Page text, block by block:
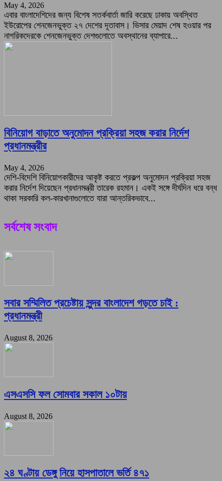
May 4, 2026
এবার বাংলাদেশিদের জন্য বিশেষ সতর্কবার্তা জারি করেছে ঢাকায় অবস্থিত
ইউরোপের শেনজেনভুক্ত ২৭ দেশের দূতাবাস। ভিসার মেয়াদ শেষ হওয়ার পর
নাগরিকদেরকে শেনজেনভুক্ত দেশগুলোতে অবস্থানের ব্যাপারে...
বিনিয়োগ বাড়াতে অনুমোদন প্রক্রিয়া সহজ করার নির্দেশ
প্রধানমন্ত্রীর
May 4, 2026
দেশি-বিদেশি বিনিয়োগকারীদের আকৃষ্ট করতে প্রকল্প অনুমোদন প্রক্রিয়া সহজ
করার নির্দেশ দিয়েছেন প্রধানমন্ত্রী তারেক রহমান। একই সঙ্গে দীর্ঘদিন ধরে বন্ধ
থাকা সরকারি কল-কারখানাগুলোতে যারা আন্তরিকভাবে...
সর্বশেষ সংবাদ
সবার সম্মিলিত প্রচেষ্টায় সুন্দর বাংলাদেশ গড়তে চাই :
প্রধানমন্ত্রী
August 8, 2026
এসএসসি ফল সোমবার সকাল ১০টায়
August 8, 2026
২৪ ঘণ্টায় ডেঙ্গু নিয়ে হাসপাতালে ভর্তি ৪৭১